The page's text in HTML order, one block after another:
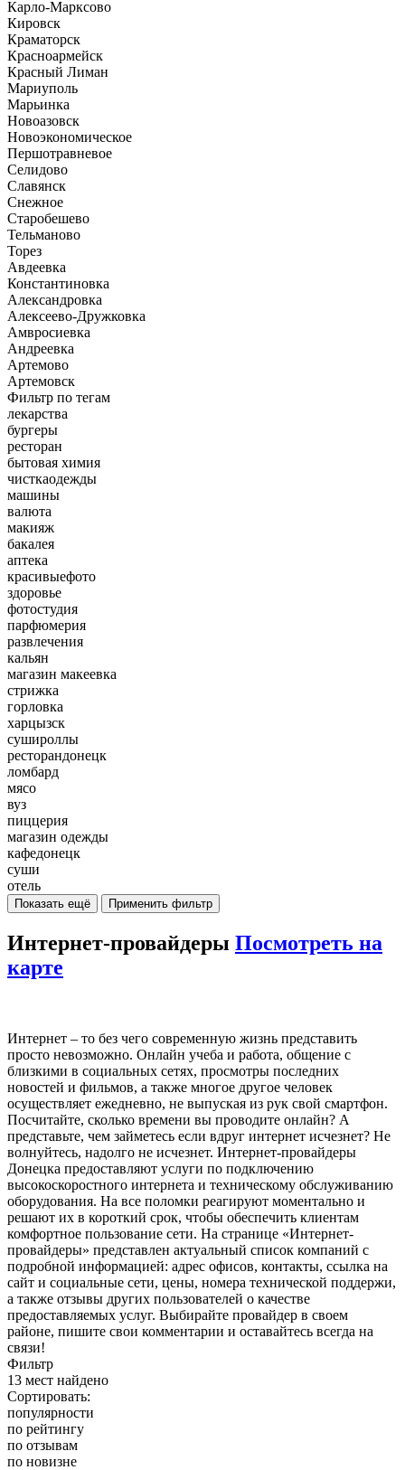
Карло-Марксово
Кировск
Краматорск
Красноармейск
Красный Лиман
Мариуполь
Марьинка
Новоазовск
Новоэкономическое
Першотравневое
Селидово
Славянск
Снежное
Старобешево
Тельманово
Торез
Авдеевка
Константиновка
Александровка
Алексеево-Дружковка
Амвросиевка
Андреевка
Артемово
Артемовск
Фильтр по тегам
лекарства
бургеры
ресторан
бытовая химия
чисткаодежды
машины
валюта
макияж
бакалея
аптека
красивыефото
здоровье
фотостудия
парфюмерия
развлечения
кальян
магазин макеевка
стрижка
горловка
харцызск
сушироллы
ресторандонецк
ломбард
мясо
вуз
пиццерия
магазин одежды
кафедонецк
суши
отель
Показать ещё Применить фильтр
Интернет-провайдеры Посмотреть на
карте
Интернет – то без чего современную жизнь представить
просто невозможно. Онлайн учеба и работа, общение с
близкими в социальных сетях, просмотры последних
новостей и фильмов, а также многое другое человек
осуществляет ежедневно, не выпуская из рук свой смартфон.
Посчитайте, сколько времени вы проводите онлайн? А
представьте, чем займетесь если вдруг интернет исчезнет? Не
волнуйтесь, надолго не исчезнет. Интернет-провайдеры
Донецка предоставляют услуги по подключению
высокоскоростного интернета и техническому обслуживанию
оборудования. На все поломки реагируют моментально и
решают их в короткий срок, чтобы обеспечить клиентам
комфортное пользование сети. На странице «Интернет-
провайдеры» представлен актуальный список компаний с
подробной информацией: адрес офисов, контакты, ссылка на
сайт и социальные сети, цены, номера технической поддержи,
а также отзывы других пользователей о качестве
предоставляемых услуг. Выбирайте провайдер в своем
районе, пишите свои комментарии и оставайтесь всегда на
связи!
Фильтр
13 мест найдено
Сортировать:
популярности
по рейтингу
по отзывам
по новизне